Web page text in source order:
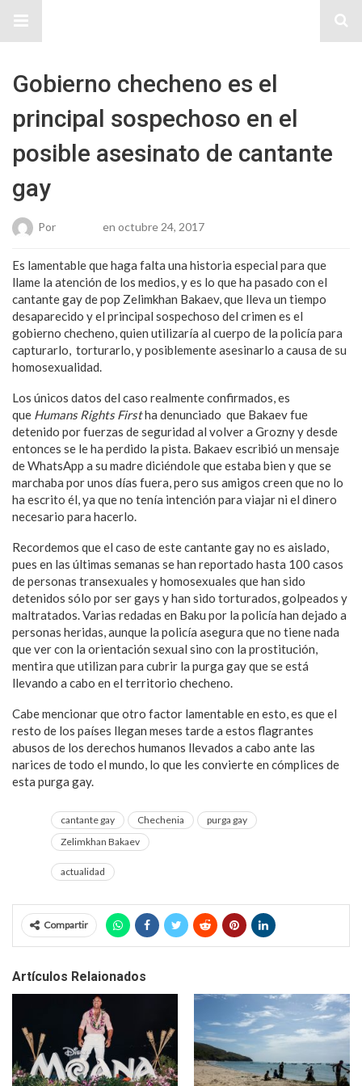
Gobierno checheno es el
principal sospechoso en el
posible asesinato de cantante
gay
Por en octubre 24, 2017
Es lamentable que haga falta una historia especial para que
llame la atención de los medios, y es lo que ha pasado con el
cantante gay de pop Zelimkhan Bakaev, que lleva un tiempo
desaparecido y el principal sospechoso del crimen es el
gobierno checheno, quien utilizaría al cuerpo de la policía para
capturarlo, torturarlo, y posiblemente asesinarlo a causa de su
homosexualidad.
Los únicos datos del caso realmente confirmados, es
que Humans Rights Firstha denunciado que Bakaev fue
detenido por fuerzas de seguridad al volver a Grozny y desde
entonces se le ha perdido la pista. Bakaev escribió un mensaje
de WhatsApp a su madre diciéndole que estaba bien y que se
marchaba por unos días fuera, pero sus amigos creen que no lo
ha escrito él, ya que no tenía intención para viajar ni el dinero
necesario para hacerlo.
Recordemos que el caso de este cantante gay no es aislado,
pues en las últimas semanas se han reportado hasta 100 casos
de personas transexuales y homosexuales que han sido
detenidos sólo por ser gays y han sido torturados, golpeados y
maltratados. Varias redadas en Baku por la policía han dejado a
personas heridas, aunque la policía asegura que no tiene nada
que ver con la orientación sexual sino con la prostitución,
mentira que utilizan para cubrir la purga gay que se está
llevando a cabo en el territorio checheno.
Cabe mencionar que otro factor lamentable en esto, es que el
resto de los países llegan meses tarde a estos flagrantes
abusos de los derechos humanos llevados a cabo ante las
narices de todo el mundo, lo que les convierte en cómplices de
esta purga gay.
cantante gay Chechenia
purga gay
Zelimkhan Bakaev
actualidad
Compartir
Artículos Relaionados